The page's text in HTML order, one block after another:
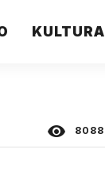
KULTURA
8088